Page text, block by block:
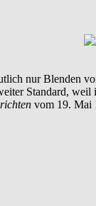
nur Blenden
Standard, weil
vom 19. Mai